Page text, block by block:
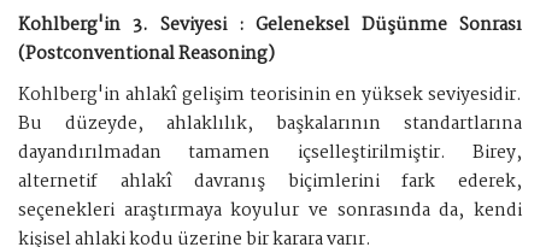
Kohlberg'in 3. Seviyesi : Geleneksel Düşünme Sonrası
(Postconventional Reasoning)
Kohlberg'in ahlakî gelişim teorisinin en yüksek seviyesidir.
Bu düzeyde, ahlaklılık, başkalarının standartlarına
dayandırılmadan tamamen içselleştirilmiştir. Birey,
alternetif ahlakî davranış biçimlerini fark ederek,
seçenekleri araştırmaya koyulur ve sonrasında da, kendi
kişisel ahlaki kodu üzerine bir karara varır.